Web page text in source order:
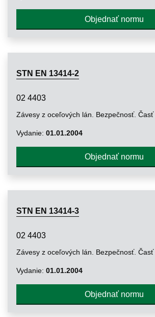
Objednať normu
STN EN 13414-2
02 4403
Vydanie: 01.01.2004
Objednať normu
STN EN 13414-3
02 4403
Vydanie: 01.01.2004
Objednať normu